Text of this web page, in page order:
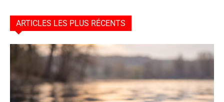
ARTICLES LES PLUS RÉCENTS